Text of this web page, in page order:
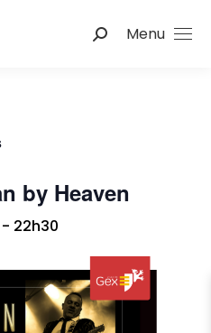
Menu
Recherche
by Heaven
- 22h30